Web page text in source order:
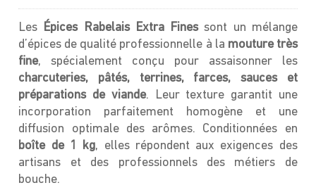
Les Épices Rabelais Extra Finessont un mélange
d’épices de qualité professionnelle à la mouture très
fine, spécialement conçu pour assaisonner les
charcuteries, pâtés, terrines, farces, sauces et
préparations de viande. Leur texture garantit une
incorporation parfaitement homogène et une
diffusion optimale des arômes. Conditionnées en
boîte de 1 kg, elles répondent aux exigences des
artisans et des professionnels des métiers de
bouche.